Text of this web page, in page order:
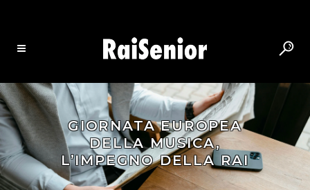
GIORNATA EUROPEA
DELLA MUSICA,
L’IMPEGNO DELLA RAI